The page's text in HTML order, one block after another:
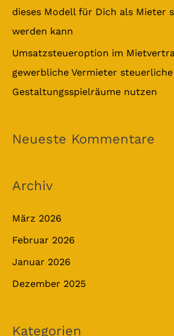
dieses Modell für Dich als Mieter
werden kann
Umsatzsteueroption im
gewerbliche Vermieter steuerliche
Gestaltungsspielräume nutzen
Neueste Kommentare
Archiv
März 2026
Februar 2026
Januar 2026
Dezember 2025
Kategorien